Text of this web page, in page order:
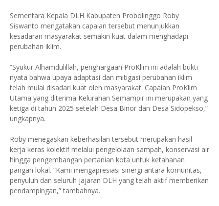
Sementara Kepala DLH Kabupaten Probolinggo Roby
Siswanto mengatakan capaian tersebut menunjukkan
kesadaran masyarakat semakin kuat dalam menghadapi
perubahan iklim.
“Syukur Alhamdulillah, penghargaan ProKlim ini adalah bukti
nyata bahwa upaya adaptasi dan mitigasi perubahan iklim
telah mulai disadari kuat oleh masyarakat. Capaian ProKlim
Utama yang diterima Kelurahan Semampir ini merupakan yang
ketiga di tahun 2025 setelah Desa Binor dan Desa Sidopekso,”
ungkapnya.
Roby menegaskan keberhasilan tersebut merupakan hasil
kerja keras kolektif melalui pengelolaan sampah, konservasi air
hingga pengembangan pertanian kota untuk ketahanan
pangan lokal. “Kami mengapresiasi sinergi antara komunitas,
penyuluh dan seluruh jajaran DLH yang telah aktif memberikan
pendampingan,” tambahnya.